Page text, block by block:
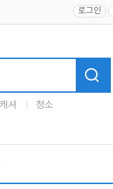
로그인
캐셔 청소